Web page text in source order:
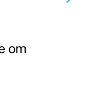
om